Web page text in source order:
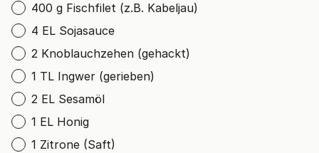
400 g Fischfilet (z.B. Kabeljau)
4 EL Sojasauce
2 Knoblauchzehen (gehackt)
1 TL Ingwer (gerieben)
2 EL Sesamöl
1 EL Honig
1 Zitrone (Saft)